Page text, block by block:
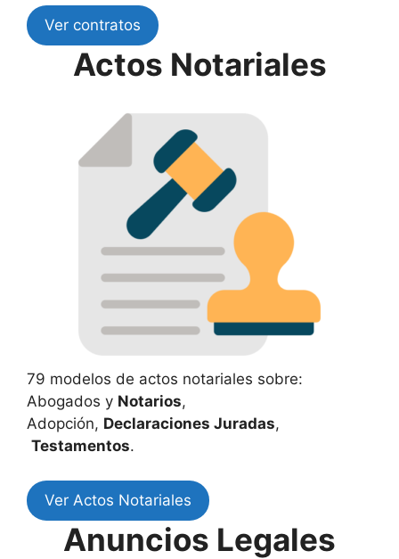
Ver contratos
Actos Notariales
79 modelos de actos notariales sobre:
Abogados y Notarios,
Adopción, Declaraciones Juradas,
Testamentos.
Ver Actos Notariales
Anuncios Legales